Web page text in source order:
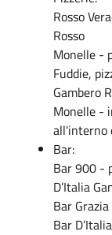
Rosso
Rosso
Monelle -
Fuddie,
Gambero
Monelle -
all'interno
Bar:
Bar 900 -
D’Italia
Bar
Bar